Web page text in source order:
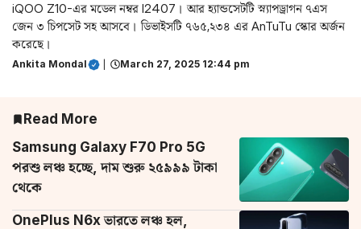
iQOO Z10-এর মডেল নম্বর I2407। আর হ্যান্ডসেটটি স্ন্যাপড্রাগন ৭এস
জেন ৩ চিপসেট সহ আসবে। ডিভাইসটি ৭৬৫,২৩৪ এর AnTuTu স্কোর অর্জন
করেছে।
Ankita Mondal March 27, 2025 12:44 pm
Read More
Samsung Galaxy F70 Pro 5G
পরশু লঞ্চ হচ্ছে, দাম শুরু ২৫৯৯৯ টাকা
থেকে
OnePlus N6x ভারতে লঞ্চ হল,